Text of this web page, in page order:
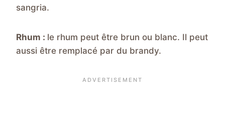
sangria.
Rhum : le rhum peut être brun ou blanc. Il peut
aussi être remplacé par du brandy.